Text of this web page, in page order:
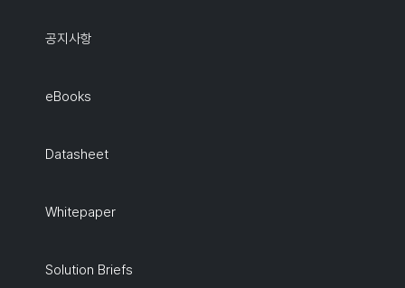
공지사항
eBooks
Datasheet
Whitepaper
Solution Briefs